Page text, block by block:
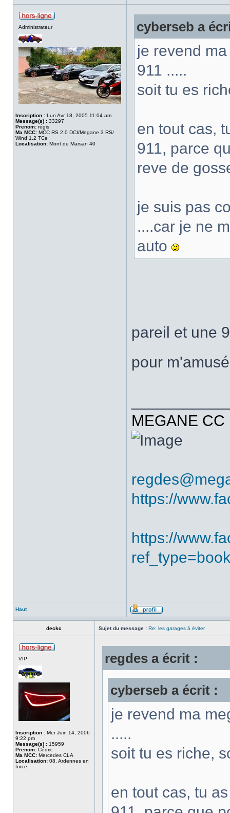
Administrateur
Inscription : Lun Avr 18, 2005 11:04 am
Message(s) : 33297
Prenom: régis
Ma MCC: MCC RS 2.0 DCI/Megane 3 RS/
Wind 1.2 TCe
Localisation: Mont de Marsan 40
cyberseb a
je revend
911 .....
soit tu es
en tout cas,
911, parce
reve de
je suis pas
....car je ne
auto
pareil et une
pour
MEGANE
https://
https://
Haut
deckc Sujet du message : Re: les garages à éviter
VIP
Inscription : Mer Juin 14, 2006
9:22 pm
Message(s) : 15959
Prenom: Cédric
Ma MCC: Mercedes CLA
Localisation: 08, Ardennes en
force
regdes a écrit :
cyberseb a écrit :
je revend ma
.....
soit tu es riche,
en tout cas, tu